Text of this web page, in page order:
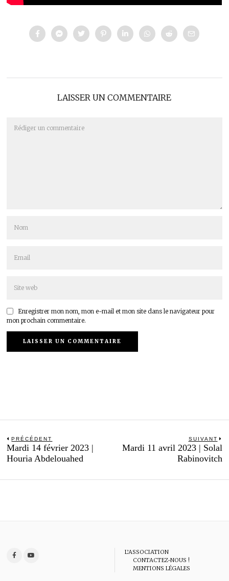
LAISSER UN COMMENTAIRE
Enregistrer mon nom, mon e-mail et mon site dans le navigateur pour
mon prochain commentaire.
Navigation
de
l’article
PRÉCÉDENT
Previous
post:
Mardi 14 février 2023 |
Houria Abdelouahed
SUIVANT
Mardi 11 avril 2023 | Solal
Rabinovitch
L’ASSOCIATION
CONTACTEZ-NOUS !
MENTIONS LÉGALES